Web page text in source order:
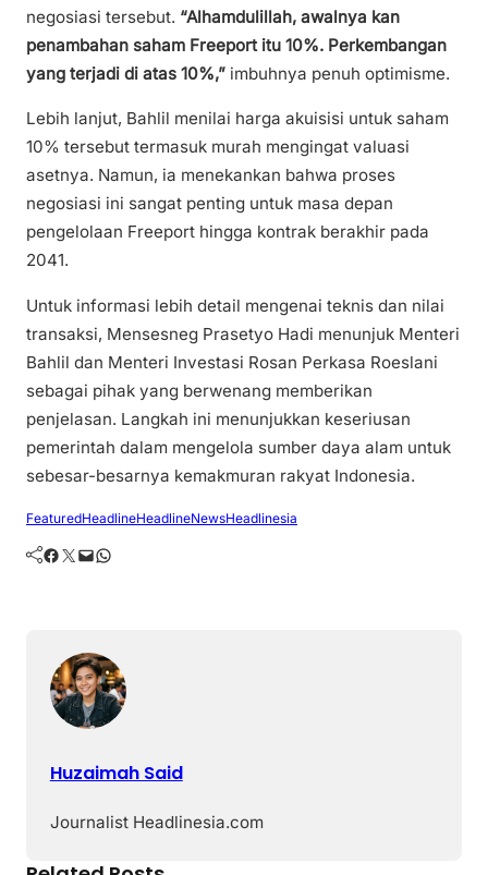
negosiasi tersebut. “Alhamdulillah, awalnya kan
penambahan saham Freeport itu 10%. Perkembangan
yang terjadi di atas 10%,” imbuhnya penuh optimisme.
Lebih lanjut, Bahlil menilai harga akuisisi untuk saham
10% tersebut termasuk murah mengingat valuasi
asetnya. Namun, ia menekankan bahwa proses
negosiasi ini sangat penting untuk masa depan
pengelolaan Freeport hingga kontrak berakhir pada
2041.
Untuk informasi lebih detail mengenai teknis dan nilai
transaksi, Mensesneg Prasetyo Hadi menunjuk Menteri
Bahlil dan Menteri Investasi Rosan Perkasa Roeslani
sebagai pihak yang berwenang memberikan
penjelasan. Langkah ini menunjukkan keseriusan
pemerintah dalam mengelola sumber daya alam untuk
sebesar-besarnya kemakmuran rakyat Indonesia.
FeaturedHeadlineHeadlineNewsHeadlinesia
Facebook Twitter Mail WhatsApp
Huzaimah Said
Journalist Headlinesia.com